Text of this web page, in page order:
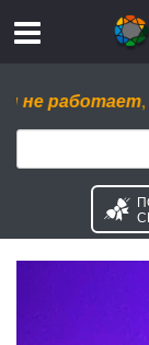
работает, в